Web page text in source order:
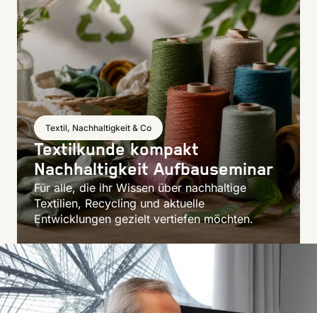
Textil, Nachhaltigkeit & Co
Textilkunde kompakt
Nachhaltigkeit Aufbauseminar
Für alle, die ihr Wissen über nachhaltige
Textilien, Recycling und aktuelle
Entwicklungen gezielt vertiefen möchten.